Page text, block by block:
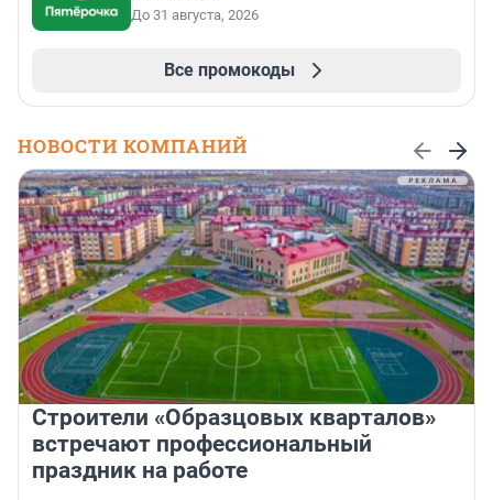
До 31 августа, 2026
Все промокоды
НОВОСТИ КОМПАНИЙ
Строители «Образцовых кварталов»
встречают профессиональный
праздник на работе